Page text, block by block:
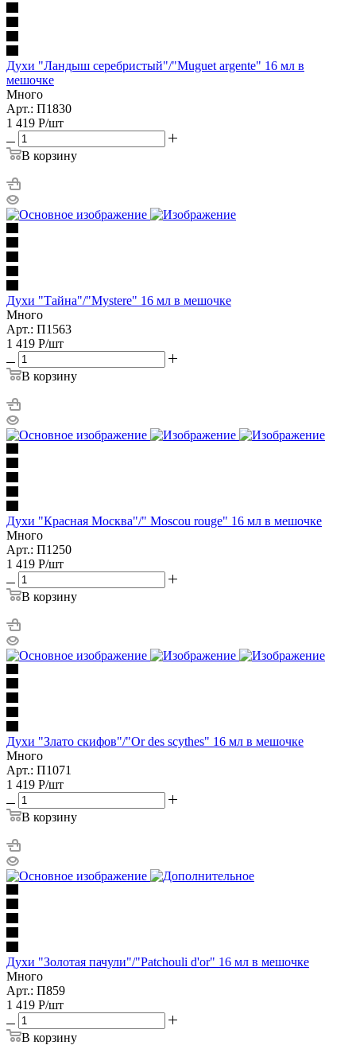
Духи "Ландыш серебристый"/"Muguet argente" 16 мл в
мешочке
Много
Арт.: П1830
1 419 Р/шт
В корзину
Духи "Тайна"/"Mystere" 16 мл в мешочке
Много
Арт.: П1563
1 419 Р/шт
В корзину
Духи "Красная Москва"/" Moscou rouge" 16 мл в мешочке
Много
Арт.: П1250
1 419 Р/шт
В корзину
Духи "Злато скифов"/"Or des scythes" 16 мл в мешочке
Много
Арт.: П1071
1 419 Р/шт
В корзину
Духи "Золотая пачули"/"Patchouli d'or" 16 мл в мешочке
Много
Арт.: П859
1 419 Р/шт
В корзину